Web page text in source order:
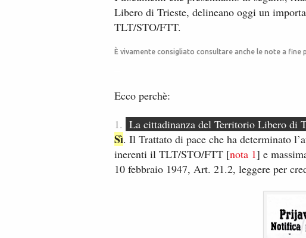
Libero di Trieste, delineano ​oggi un
TLT/STO/FTT.
È vivamente consigliato consultare anche le note a fine
Ecco perchè:
1. La cittadinanza del Territorio Libero di
Sì.​ ​I​l Trattato di pace che ha determinato
inerenti il TLT/STO/FTT [​nota ​1] e
10 febbraio 1947, Art. ​21.2, leggere per